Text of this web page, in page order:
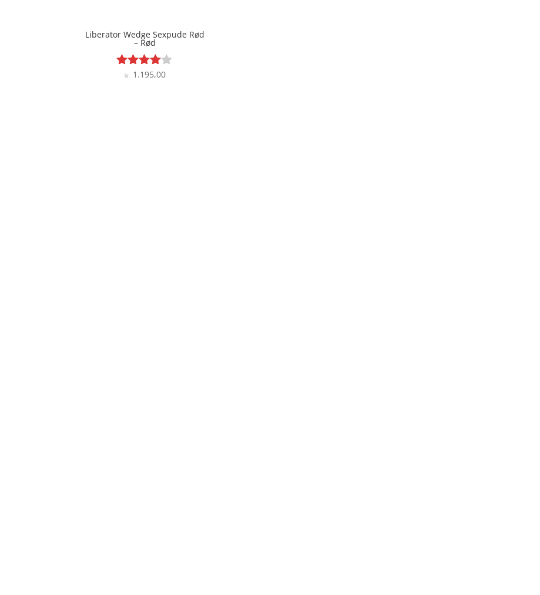
Liberator Wedge Sexpude Rød
– Rød
Vurderet
kr. 1.195,00